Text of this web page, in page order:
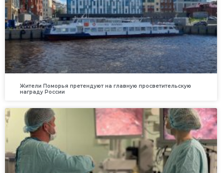
Жители Поморья претендуют на главную просветительскую
награду России